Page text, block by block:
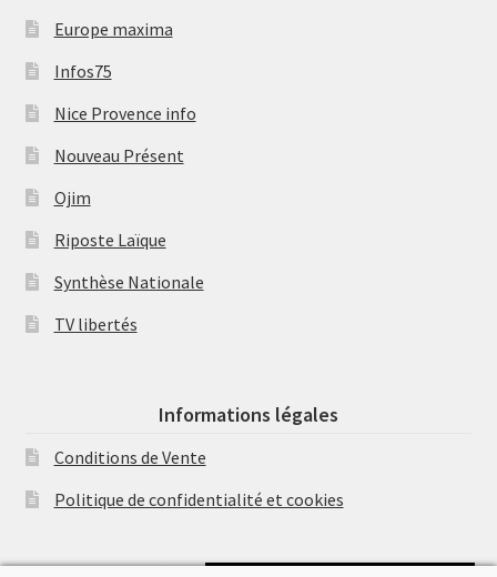
Europe maxima
Infos75
Nice Provence info
Nouveau Présent
Ojim
Riposte Laïque
Synthèse Nationale
TV libertés
Informations légales
Conditions de Vente
Politique de confidentialité et cookies